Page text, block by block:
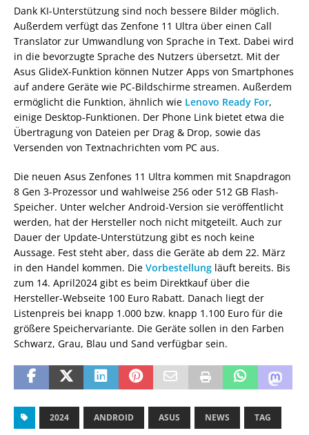
Dank KI-Unterstützung sind noch bessere Bilder möglich.
Außerdem verfügt das Zenfone 11 Ultra über einen Call
Translator zur Umwandlung von Sprache in Text. Dabei wird
in die bevorzugte Sprache des Nutzers übersetzt. Mit der
Asus GlideX-Funktion können Nutzer Apps von Smartphones
auf andere Geräte wie PC-Bildschirme streamen. Außerdem
ermöglicht die Funktion, ähnlich wie Lenovo Ready For,
einige Desktop-Funktionen. Der Phone Link bietet etwa die
Übertragung von Dateien per Drag & Drop, sowie das
Versenden von Textnachrichten vom PC aus.
Die neuen Asus Zenfones 11 Ultra kommen mit Snapdragon
8 Gen 3-Prozessor und wahlweise 256 oder 512 GB Flash-
Speicher. Unter welcher Android-Version sie veröffentlicht
werden, hat der Hersteller noch nicht mitgeteilt. Auch zur
Dauer der Update-Unterstützung gibt es noch keine
Aussage. Fest steht aber, dass die Geräte ab dem 22. März
in den Handel kommen. Die Vorbestellung läuft bereits. Bis
zum 14. April2024 gibt es beim Direktkauf über die
Hersteller-Webseite 100 Euro Rabatt. Danach liegt der
Listenpreis bei knapp 1.000 bzw. knapp 1.100 Euro für die
größere Speichervariante. Die Geräte sollen in den Farben
Schwarz, Grau, Blau und Sand verfügbar sein.
2024 ANDROID ASUS NEWS TAG